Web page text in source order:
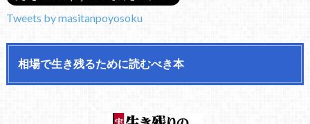
Tweets by masitanpoyosoku
相場で生き残るために読むべき本